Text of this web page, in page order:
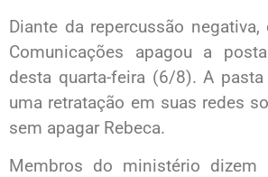
Diante da repercussão
Comunicações apagou a
desta quarta-feira (6/8). A
uma retratação em suas redes
sem apagar Rebeca.
Membros do ministério